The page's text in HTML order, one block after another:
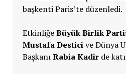
başkenti Paris’te düzenledi.
EtkinliğeBüyük Birlik
Mustafa Desticive Dünya
BaşkanıRabia Kadirde